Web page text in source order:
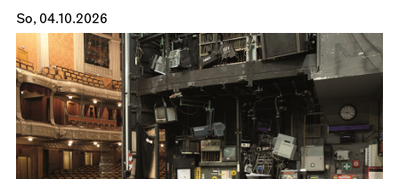
So, 04.10.2026